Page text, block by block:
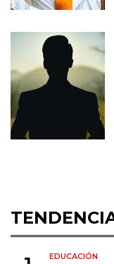
EDUCACIÓN